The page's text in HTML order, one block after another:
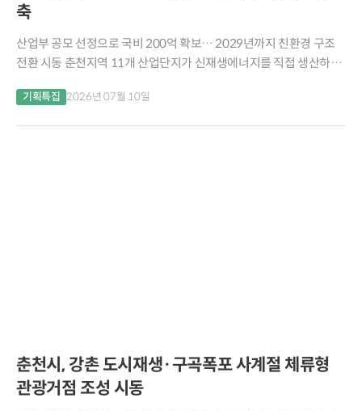
축
산업부 공모 선정으로 국비 200억 확보… 2029년까지 친환경 구조
전환 시동 춘천지역 11개 산업단지가 신재생에너지를 직접 생산하고
산업통상자원부가 총괄하고 한국산업단지공단이 전담하는 ‘2026년
기획특집 2026년 07월 10일
춘천시, 강촌 도시재생·구곡폭포 사계절 체류형
관광거점 조성 시동